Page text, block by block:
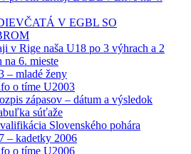
V EGBL SO
v Rige naša U18 po 3 výhrach a 2
na 6. mieste
– mladé ženy
o tíme U2003
zápasov – dátum a výsledok
súťaže
Slovenského pohára
– kadetky 2006
o tíme U2006